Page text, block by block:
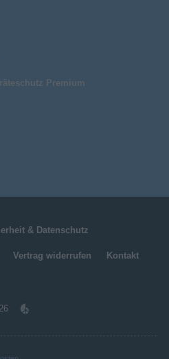
Premium
& Datenschutz
Vertrag widerrufen Kontakt